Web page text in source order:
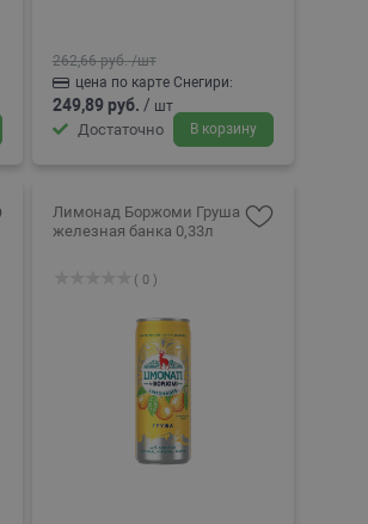
262,66 руб. /шт
цена по карте Снегири:
249,89 руб. / шт
Достаточно В корзину
Лимонад Боржоми Груша
железная банка 0,33л
( 0 )